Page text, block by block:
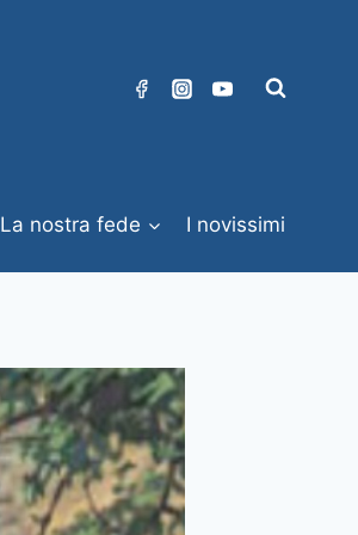
La nostra fede I novissimi